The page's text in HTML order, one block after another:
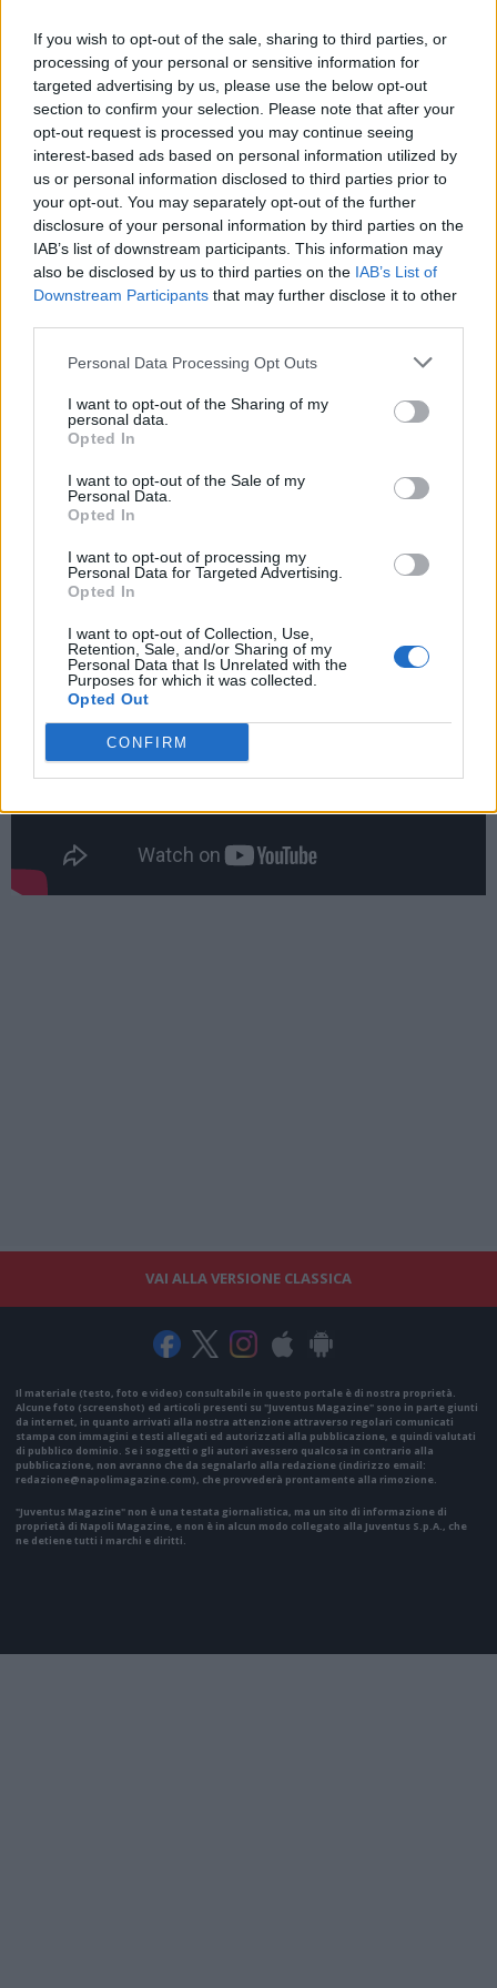
If you wish to opt-out of the sale, sharing to third parties, or
processing of your personal or sensitive information for
targeted advertising by us, please use the below opt-out
section to confirm your selection. Please note that after your
opt-out request is processed you may continue seeing
interest-based ads based on personal information utilized by
us or personal information disclosed to third parties prior to
your opt-out. You may separately opt-out of the further
disclosure of your personal information by third parties on the
IAB’s list of downstream participants. This information may
also be disclosed by us to third parties on the IAB’s List of
Downstream Participants that may further disclose it to other
Personal Data Processing Opt Outs
I want to opt-out of the Sharing of my
personal data.
Opted In
I want to opt-out of the Sale of my
Personal Data.
Opted In
I want to opt-out of processing my
Personal Data for Targeted Advertising.
Opted In
I want to opt-out of Collection, Use,
Retention, Sale, and/or Sharing of my
Personal Data that Is Unrelated with the
Purposes for which it was collected.
Opted Out
CONFIRM
invece, deve aspirare ad arrivare fino in fondo in tutte le
competizioni. Io credo che uno come Ancelotti chiama un
qualsiasi giocatore, questo viene di sicuro, come accaduto con
Benitez che non ha vinto quanto Ancelotti. Faccio un esempio,
se Ancelotti vuole un giocatore del Real Madrid e la società
chiama questo giocatore dicendo che è un espresso desiderio
del tecnico, non credo ci siano difficoltà. Prendere Cristiano
Ronaldo non è stato come quando arrivò Diego, che fece
aumentare l’autostima e la consapevolezza di tutto il gruppo,
il portoghese, al contrario, è arrivato in una squadra che vince
da 7 anni consecutivi. Quando parla Ancelotti resto ad
ascoltarlo in silenzio come se fossi ancora un calciatore e se
per provare a ribaltare il risultato dell’andata, ma non deve
sbagliare nulla. Ricordo la doppia sfida con il Real, riuscimmo a
dimezzare lo svantaggio me poi non riuscimmo a completare
la rimonta e la Juventus dovrà davvero fare un’impresa,
VAI ALLA VERSIONE CLASSICA
Il materiale (testo, foto e video) consultabile in questo portale è di nostra proprietà.
Alcune foto (screenshot) ed articoli presenti su "Juventus Magazine" sono in parte giunti
da internet, in quanto arrivati alla nostra attenzione attraverso regolari comunicati
stampa con immagini e testi allegati ed autorizzati alla pubblicazione, e quindi valutati
di pubblico dominio. Se i soggetti o gli autori avessero qualcosa in contrario alla
pubblicazione, non avranno che da segnalarlo alla redazione (indirizzo email:
redazione@napolimagazine.com), che provvederà prontamente alla rimozione.
"Juventus Magazine" non è una testata giornalistica, ma un sito di informazione di
proprietà di Napoli Magazine, e non è in alcun modo collegato alla Juventus S.p.A., che
ne detiene tutti i marchi e diritti.